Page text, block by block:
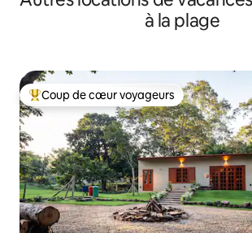
à la plage
Coups de cœur voyageurs les plus
Coup de cœur voyageurs